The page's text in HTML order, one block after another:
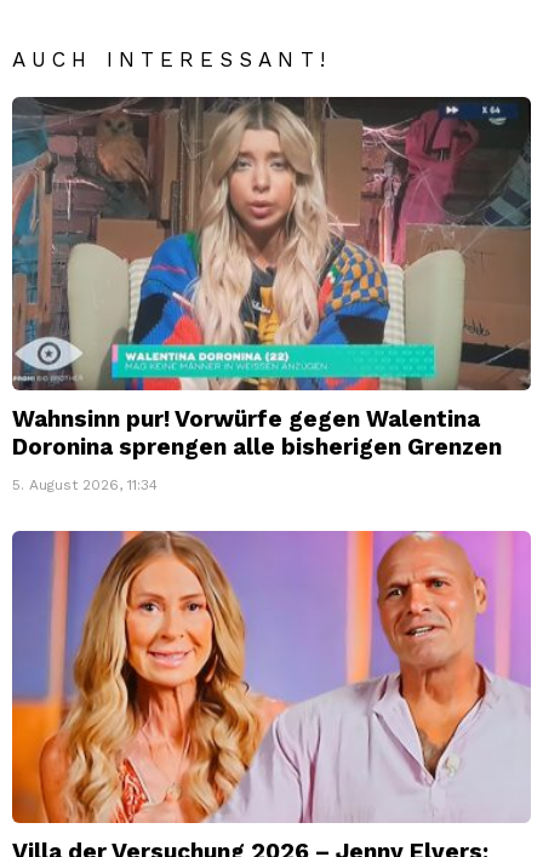
AUCH INTERESSANT!
Wahnsinn pur! Vorwürfe gegen Walentina
Doronina sprengen alle bisherigen Grenzen
5. August 2026, 11:34
Villa der Versuchung 2026 – Jenny Elvers: